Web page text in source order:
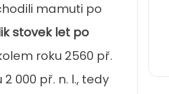
mamuti po
stovek let po
roku 2560 př.
000 př. n. l., tedy